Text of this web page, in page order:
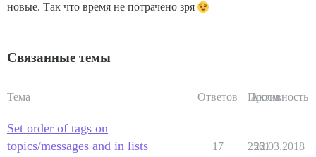
новые. Так что время не потрачено зря
Связанные темы
Тема Ответов Просм.
Активность
Set order of tags on
topics/messages and in lists
17 2561
22.03.2018